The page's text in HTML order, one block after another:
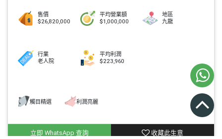
售價
$26,820,000
平均營業額
$1,000,000
地區
九龍
行業
老人院
平均利潤
$223,960
觸目精選 利潤亮麗
立即 WhatsApp 查詢 收藏此生意